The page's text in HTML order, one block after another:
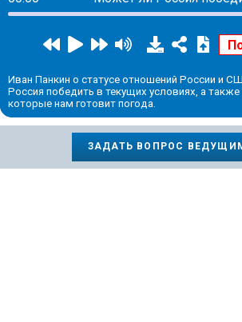
Иван Панкин о статусе отношений России и
Россия победить в текущих условиях, а также
которые нам готовит погода.
ЗАДАТЬ ВОПРОС